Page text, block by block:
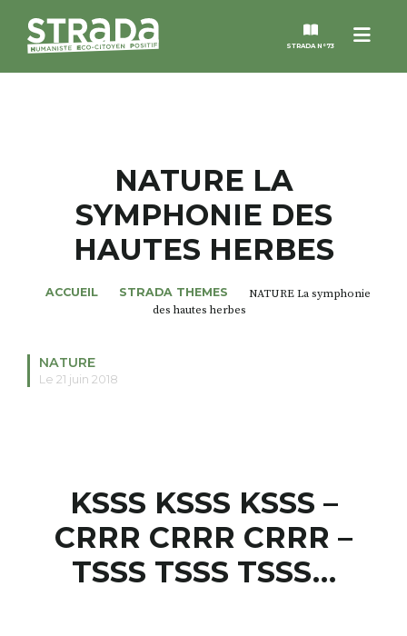
Menu
STRADA N°73
MAGAZINES
NOS THÈMES
ROSÉE DE MAI
S'INSCRIRE À LA NEWSLETTER
FACEBOOKINSTAGRAM
LINKEDINYOUTUBE
NATURE LA
SYMPHONIE DES
HAUTES HERBES
ACCUEIL STRADA THEMES
NATURE La symphonie
des hautes herbes
NATURE
Le 21 juin 2018
KSSS KSSS KSSS –
CRRR CRRR CRRR –
TSSS TSSS TSSS…